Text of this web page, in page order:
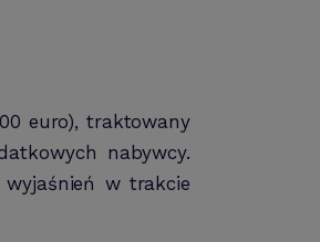
euro), traktowany
nabywcy.
wyjaśnień w trakcie